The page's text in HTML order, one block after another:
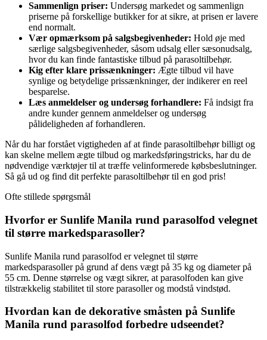
Sammenlign priser: Undersøg markedet og sammenlign
priserne på forskellige butikker for at sikre, at prisen er lavere
end normalt.
Vær opmærksom på salgsbegivenheder: Hold øje med
særlige salgsbegivenheder, såsom udsalg eller sæsonudsalg,
hvor du kan finde fantastiske tilbud på parasoltilbehør.
Kig efter klare prissænkninger: Ægte tilbud vil have
synlige og betydelige prissænkninger, der indikerer en reel
besparelse.
Læs anmeldelser og undersøg forhandlere: Få indsigt fra
andre kunder gennem anmeldelser og undersøg
pålideligheden af forhandleren.
Når du har forstået vigtigheden af at finde parasoltilbehør billigt og
kan skelne mellem ægte tilbud og markedsføringstricks, har du de
nødvendige værktøjer til at træffe velinformerede købsbeslutninger.
Så gå ud og find dit perfekte parasoltilbehør til en god pris!
Ofte stillede spørgsmål
Hvorfor er Sunlife Manila rund parasolfod velegnet
til større markedsparasoller?
Sunlife Manila rund parasolfod er velegnet til større
markedsparasoller på grund af dens vægt på 35 kg og diameter på
55 cm. Denne størrelse og vægt sikrer, at parasolfoden kan give
tilstrækkelig stabilitet til store parasoller og modstå vindstød.
Hvordan kan de dekorative småsten på Sunlife
Manila rund parasolfod forbedre udseendet?